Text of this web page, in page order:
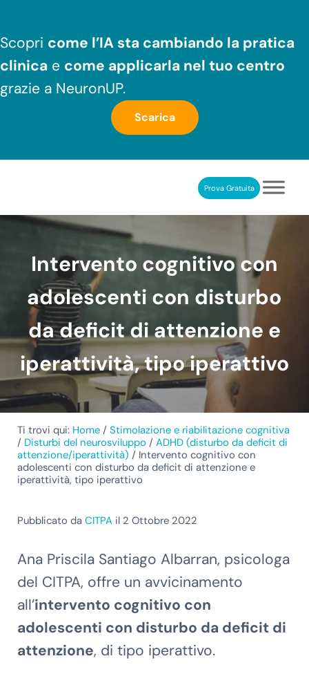
Scopri come l’IA sta cambiando la pratica
clinica e come applicarla nel tuo centro
grazie a NeuronUP.
Scarica
RIABILITAZIONE COGNITIVA PROFESSIONALEProva Gratuita
Intervento cognitivo con
adolescenti con disturbo
da deficit di attenzione e
iperattività, tipo iperattivo
Ti trovi qui: Home / Stimolazione e riabilitazione cognitiva
/ Disturbi del neurosviluppo / ADHD (disturbo da deficit di
attenzione/iperattività) / Intervento cognitivo con
adolescenti con disturbo da deficit di attenzione e
iperattività, tipo iperattivo
Pubblicato da CITPAil 2 Ottobre 2022
Ana Priscila Santiago Albarran, psicologa
del CITPA, offre un avvicinamento
all’intervento cognitivo con
adolescenti con disturbo da deficit di
attenzione, di tipo iperattivo.